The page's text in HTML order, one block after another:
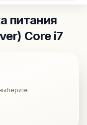
питания
Core i7